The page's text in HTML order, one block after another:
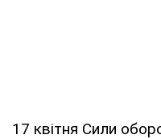
17 квітня Сили